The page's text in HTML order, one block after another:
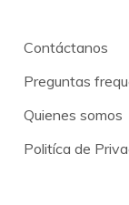
Contáctanos
Preguntas
Quienes somos
Politíca de